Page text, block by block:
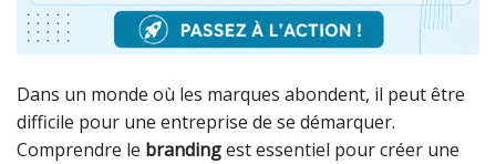
Dans un monde où les marques abondent, il peut être
difficile pour une entreprise de se démarquer.
Comprendre le brandingest essentiel pour créer une